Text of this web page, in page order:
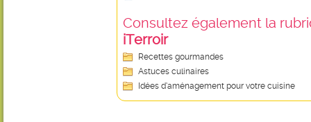
Consultez également la
iTerroir
Recettes gourmandes
Astuces culinaires
Idées d’aménagement pour votre cuisine